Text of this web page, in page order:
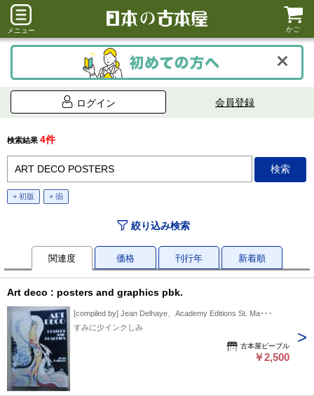
メニュー かご
ログイン 会員登録
検索結果 4件
+ 初版 + 揃
絞り込み検索
関連度 価格 刊行年 新着順
Art deco : posters and graphics pbk.
[compiled by] Jean Delhaye、Academy Editions St. Ma･･･
すみに少インクしみ
古本屋ピープル
￥2,500